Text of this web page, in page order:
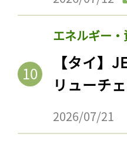
エネルギー
【タイ】
リューチ
2026/07/21